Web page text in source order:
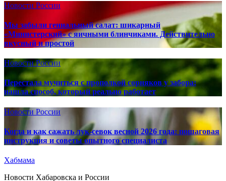
Новости России
Мы забыли гениальный салат: шикарный
«Министерский» с яичными блинчиками. Действительно
вкусный и простой
Новости России
Перестала мучиться с прополкой сорняков у забора:
нашла способ, который реально работает
Новости России
Когда и как сажать лук-севок весной 2026 года: пошаговая
инструкция и советы опытного специалиста
Хабмама
Новости Хабаровска и России